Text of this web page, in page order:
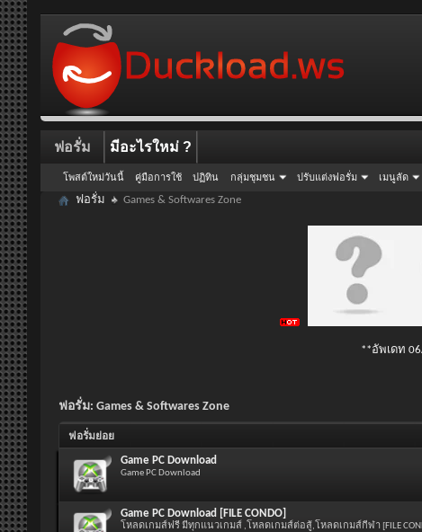
ฟอรั่ม
โพสต์ใหม่วันนี้ คู่มือการใช้ ปฏิทิน กลุ่มชุมชน ปรับแต่งฟอรั่ม เมนูลัด
มีอะไรใหม่ ?
ฟอรั่ม Games & Softwares Zone
**อัพเดท
ฟอรั่ม: Games & Softwares Zone
ฟอรั่มย่อย
Game PC Download
Game PC Download
Game PC Download [FILE CONDO]
โหลดเกมส์ฟรี มีทุกแนวเกมส์ ,โหลดเกมส์ต่อสู้,โหลดเกมส์กีฬา [FILE